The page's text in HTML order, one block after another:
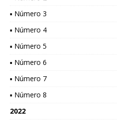
▪ Número 3
▪ Número 4
▪ Número 5
▪ Número 6
▪ Número 7
▪ Número 8
2022